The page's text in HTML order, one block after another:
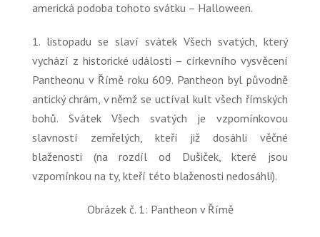
americká podoba tohoto svátku – Halloween.
1. listopadu se slaví svátek Všech svatých, který
vychází z historické události – církevního vysvěcení
Pantheonu v Římě roku 609. Pantheon byl původně
antický chrám, v němž se uctíval kult všech římských
bohů. Svátek Všech svatých je vzpomínkovou
slavností zemřelých, kteří již dosáhli věčné
blaženosti (na rozdíl od Dušiček, které jsou
vzpomínkou na ty, kteří této blaženosti nedosáhli).
Obrázek č. 1: Pantheon v Římě